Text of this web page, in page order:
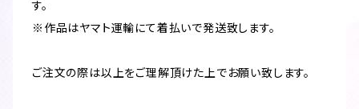
す。
※作品はヤマト運輸にて着払いで発送致します。
ご注文の際は以上をご理解頂けた上でお願い致します。